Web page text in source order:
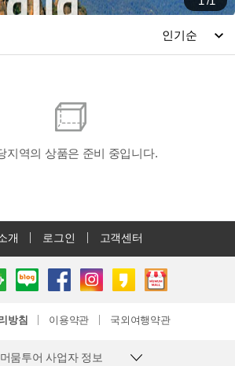
지역의 상품은 준비 중입니다.
개 로그인 고객센터
방침 이용약관 국외여행약관
머뭄투어 사업자 정보